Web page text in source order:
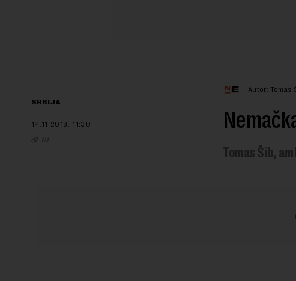
SRBIJA
14.11.2018. 11:30
N1
Autor: Tomas
Tomas Šib,